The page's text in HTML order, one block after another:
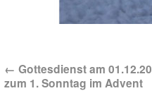
← Gottesdienst am
zum 1. Sonntag im Advent